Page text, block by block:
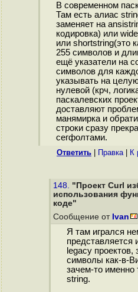
В современном
Там есть алиас
заменяет на
кодировка) или
или shortstring(это
255 символов и
ещё указатели на
символов для
указывать на
нулевой (крч,
паскалевских
доставляют
манямирка и
строки сразу
сегфолтами.
Ответить Правка| К
148. "Проект Curl
использования
коде"
Сообщение от Ivan
Я там игрался
legacy
символы как-в-
зачем-то именно
string.